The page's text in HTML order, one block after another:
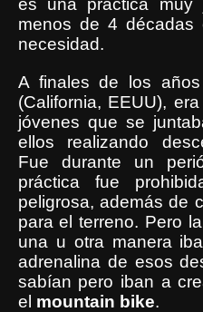
es una práctica muy
menos de 4 décadas
necesidad.
A finales de los
(California, EEUU),
jóvenes que se
ellos realizando
Fue durante un
práctica fue
peligrosa, además de
para el terreno. Pero
una u otra manera
adrenalina de esos
sabían pero iban a
el mountain bike.